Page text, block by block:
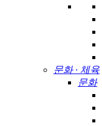
문화 · 체육
문화